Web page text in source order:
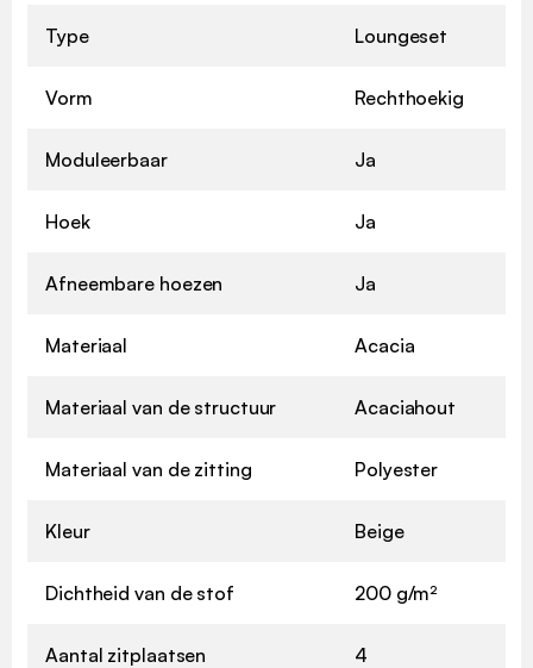
Type Loungeset
Vorm Rechthoekig
Moduleerbaar Ja
Hoek Ja
Afneembare hoezen Ja
Materiaal Acacia
Materiaal van de structuur Acaciahout
Materiaal van de zitting Polyester
Kleur Beige
Dichtheid van de stof 200 g/m²
Aantal zitplaatsen 4